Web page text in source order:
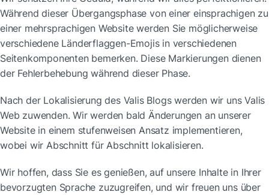
Während dieser Übergangsphase von einer einsprachigen zu
einer mehrsprachigen Website werden Sie möglicherweise
verschiedene Länderflaggen-Emojis in verschiedenen
Seitenkomponenten bemerken. Diese Markierungen dienen
der Fehlerbehebung während dieser Phase.
Nach der Lokalisierung des Valis Blogs werden wir uns Valis
Web zuwenden. Wir werden bald Änderungen an unserer
Website in einem stufenweisen Ansatz implementieren,
wobei wir Abschnitt für Abschnitt lokalisieren.
Wir hoffen, dass Sie es genießen, auf unsere Inhalte in Ihrer
bevorzugten Sprache zuzugreifen, und wir freuen uns über